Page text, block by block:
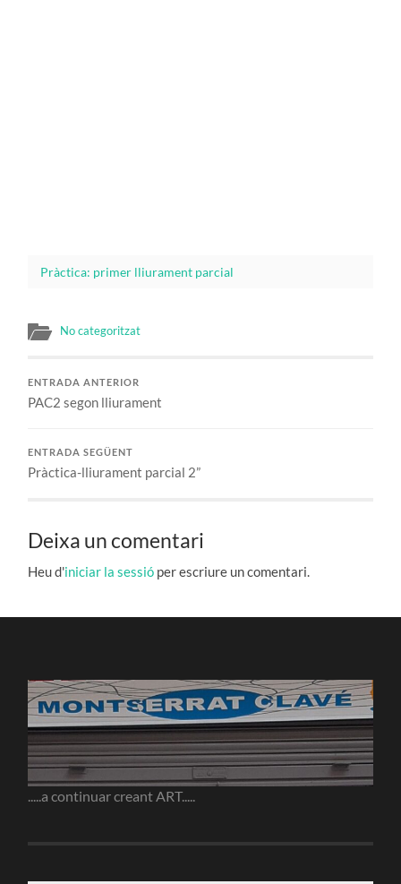
Pràctica: primer lliurament parcial
No categoritzat
ENTRADA ANTERIOR
PAC2 segon lliurament
ENTRADA SEGÜENT
Pràctica-lliurament parcial 2”
Deixa un comentari
Heu d'iniciar la sessió per escriure un comentari.
.....a continuar creant ART.....